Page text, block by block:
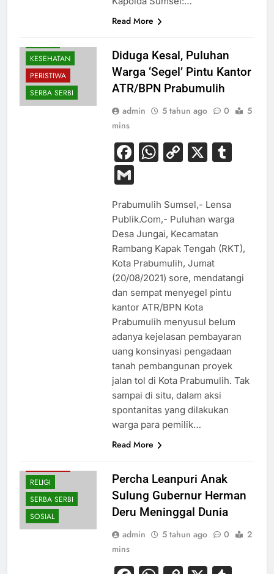
Read More
KESEHATAN
PERISTIWA
SERBA SERBI
Diduga Kesal, Puluhan
Warga ‘Segel’ Pintu Kantor
ATR/BPN Prabumulih
admin 5 tahun ago 0
5
mins
Facebook
WhatsApp
Copy
X
Gmail
Prabumulih Sumsel,- Lensa
Publik.Com,- Puluhan warga
Desa Jungai, Kecamatan
Rambang Kapak Tengah (RKT),
Kota Prabumulih, Jumat
(20/08/2021) sore, mendatangi
dan sempat menyegel pintu
kantor ATR/BPN Kota
Prabumulih menyusul belum
adanya kejelasan pembayaran
uang konsinyasi pengadaan
tanah pembangunan proyek
jalan tol di Kota Prabumulih. Tak
sampai di situ, dalam aksi
spontanitas yang dilakukan
warga para pemilik…
Read More
RELIGI
SERBA SERBI
SOSIAL
Percha Leanpuri Anak
Sulung Gubernur Herman
Deru Meninggal Dunia
admin 5 tahun ago 0
2
mins